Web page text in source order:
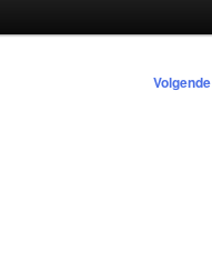
Volgende